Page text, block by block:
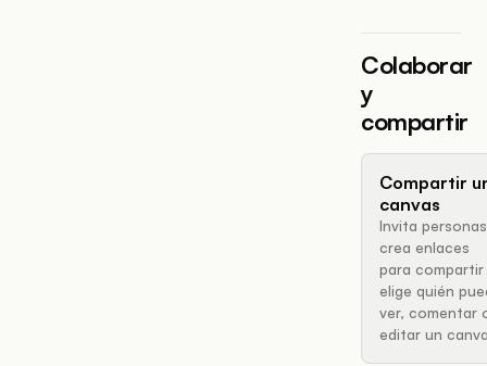
Colaborar
y
compartir
Compartir
canvas
Invita
crea enlaces
para compartir
elige quién
ver, comentar
editar un